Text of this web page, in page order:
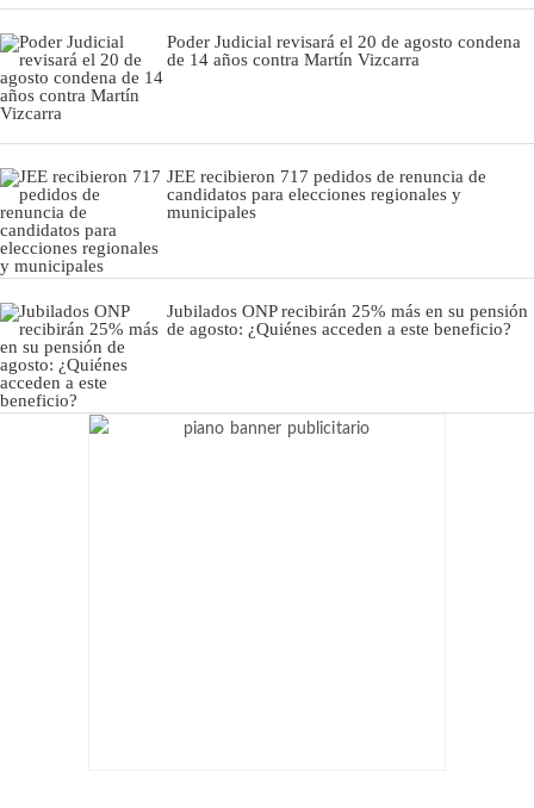
Poder Judicial revisará el 20 de agosto condena
de 14 años contra Martín Vizcarra
JEE recibieron 717 pedidos de renuncia de
candidatos para elecciones regionales y
municipales
Jubilados ONP recibirán 25% más en su pensión
de agosto: ¿Quiénes acceden a este beneficio?